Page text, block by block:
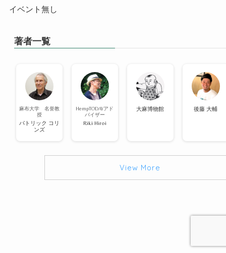
イベント無し
著者一覧
麻布大学 名誉教
授
パトリック コリ
ンズ
HempTODAYアド
バイザー
Riki Hiroi
大麻博物館 後藤 大輔
View More